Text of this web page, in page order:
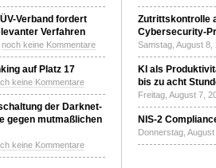
Verband fordert
Verfahren
noch keine Kommentare
auf Platz 17
keine Kommentare
der Darknet-
gegen mutmaßlichen
keine Kommentare
Zutrittskontrolle
Cybersecurity-
Samstag, August
KI als
bis zu acht
Freitag, August 7,
NIS-2
Donnerstag,